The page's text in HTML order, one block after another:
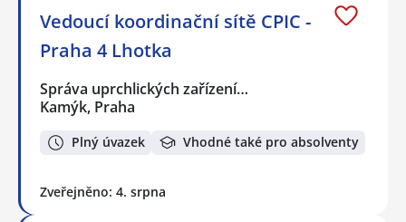
Vedoucí koordinační sítě CPIC -
Praha 4 Lhotka
Správa uprchlických zařízení…
Kamýk, Praha
Plný úvazek Vhodné také pro absolventy
Zveřejněno: 4. srpna